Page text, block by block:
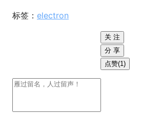
标签： electron
关 注
分 享
点赞(1)